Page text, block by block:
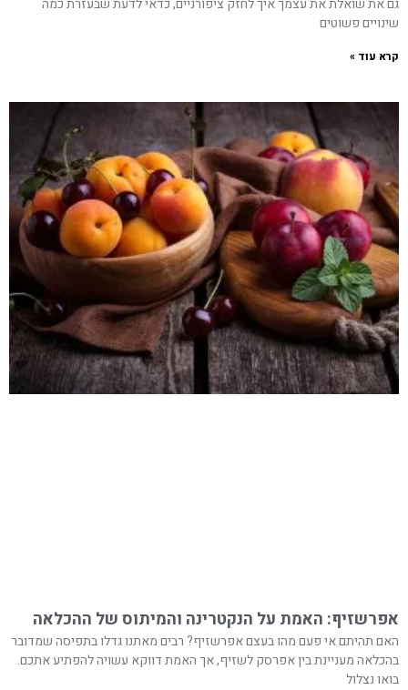
גם את שואלת את עצמך איך לחזק ציפורניים, כדאי לדעת שבעזרת כמה
שינויים פשוטים
קרא עוד »
אפרשזיף: האמת על הנקטרינה והמיתוס של ההכלאה
האם תהיתם אי פעם מהו בעצם אפרשזיף? רבים מאתנו גדלו בתפיסה שמדובר
בהכלאה מעניינת בין אפרסק לשזיף, אך האמת דווקא עשויה להפתיע אתכם.
בואו נצלול